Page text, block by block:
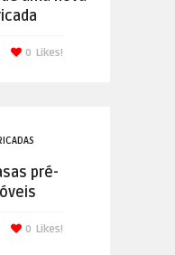
Likes!
0
pré-
Likes!
0